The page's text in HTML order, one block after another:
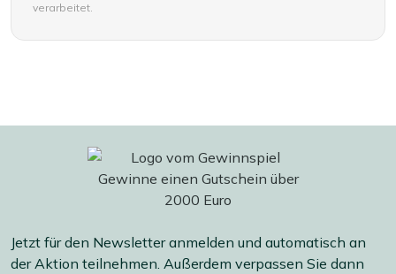
verarbeitet.
Jetzt für den Newsletter anmelden und automatisch an
der Aktion teilnehmen. Außerdem verpassen Sie dann